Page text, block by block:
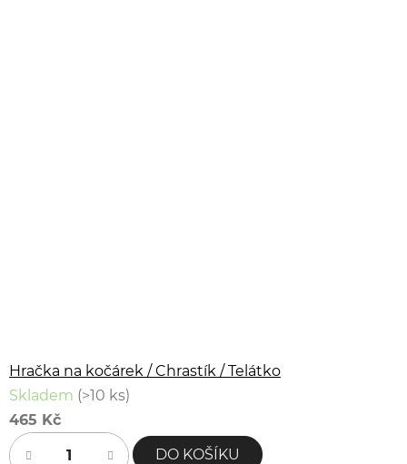
Hračka na kočárek / Chrastík / Telátko
Skladem (>10 ks)
465 Kč
DO KOŠÍKU